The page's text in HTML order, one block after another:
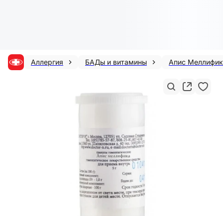
Аллергия БАДы и витамины Апис